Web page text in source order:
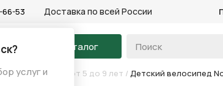
услуг и
66-53 Доставка по всей России
Каталог
велосипеды от 5 до 9 лет / Детский велосипед